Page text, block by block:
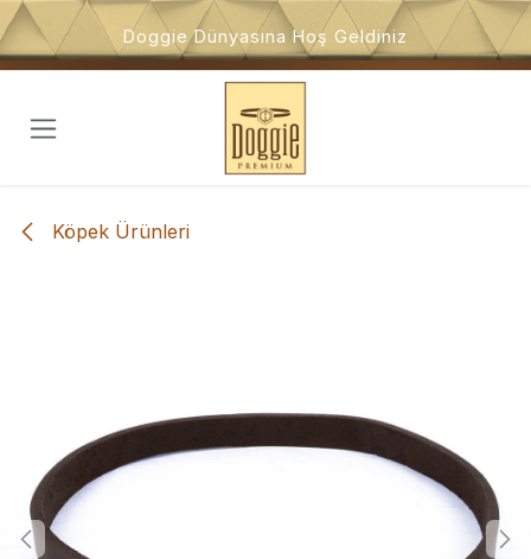
İçeriğe atla
Doggie Dünyasına Hoş Geldiniz
Köpek Ürünleri